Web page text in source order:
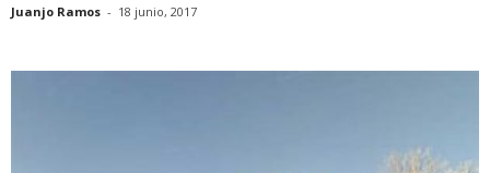
Juanjo Ramos - 18 junio, 2017